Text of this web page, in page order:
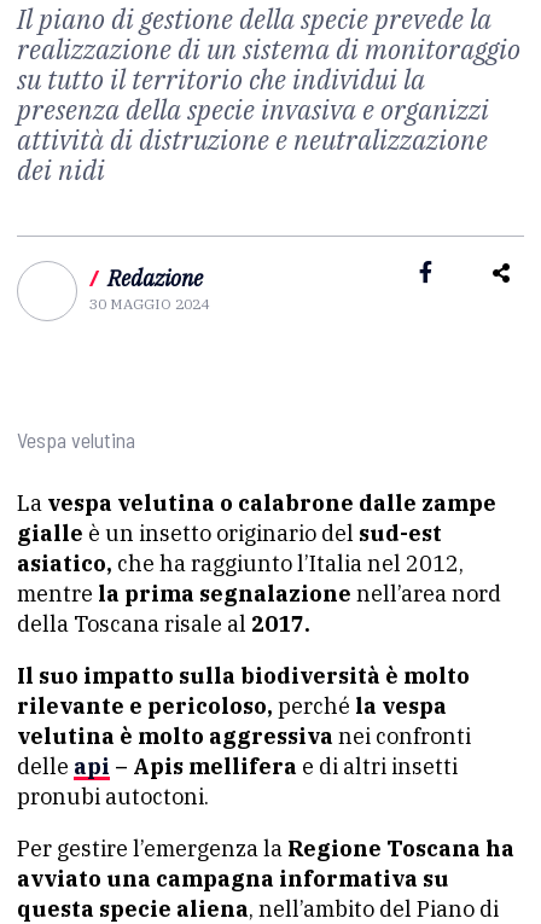
Il piano di gestione della specie prevede la
realizzazione di un sistema di monitoraggio
su tutto il territorio che individui la
presenza della specie invasiva e organizzi
attività di distruzione e neutralizzazione
dei nidi
/ Redazione
30 MAGGIO 2024
Vespa velutina
La vespa velutina o calabrone dalle zampe
gialle è un insetto originario del sud-est
asiatico, che ha raggiunto l’Italia nel 2012,
mentre la prima segnalazione nell’area nord
della Toscana risale al 2017.
Il suo impatto sulla biodiversità è molto
rilevante e pericoloso, perché la vespa
velutina è molto aggressiva nei confronti
delle api – Apis mellifera e di altri insetti
pronubi autoctoni.
Per gestire l’emergenza la Regione Toscana ha
avviato una campagna informativa su
questa specie aliena, nell’ambito del Piano di